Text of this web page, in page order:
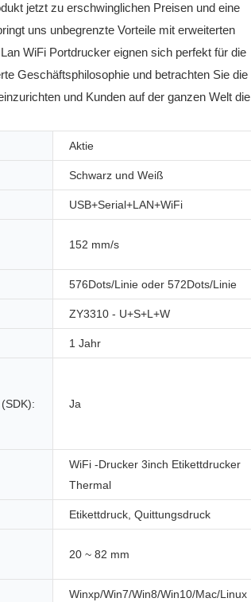
jetzt zu erschwinglichen Preisen und eine
uns unbegrenzte Vorteile mit erweiterten
WiFi Portdrucker eignen sich perfekt für die
Geschäftsphilosophie und betrachten Sie die
und Kunden auf der ganzen Welt die
Aktie
Schwarz und Weiß
USB+Serial+LAN+WiFi
152 mm/s
576Dots/Linie oder 572Dots/Linie
ZY3310 - U+S+L+W
1 Jahr
Ja
WiFi -Drucker 3inch Etikettdrucker
Thermal
Etikettdruck, Quittungsdruck
20 ~ 82 mm
Winxp/Win7/Win8/Win10/Mac/Linux